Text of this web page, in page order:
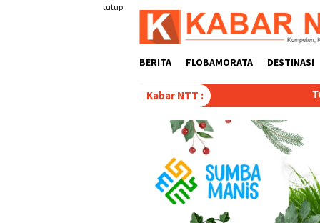
tutup
BERITA FLOBAMORATA DESTINASI
Kabar NTT :Tulis Disertasi